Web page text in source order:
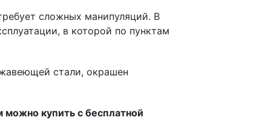
сложных манипуляций. В
в которой по пунктам
стали, окрашен
купить с бесплатной